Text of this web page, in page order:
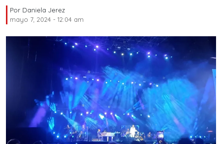
Por Daniela Jerez
mayo 7, 2024 - 12:04 am